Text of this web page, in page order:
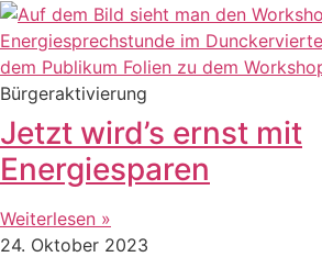
Bürgeraktivierung
Jetzt wird’s ernst mit
Energiesparen
Weiterlesen »
24. Oktober 2023